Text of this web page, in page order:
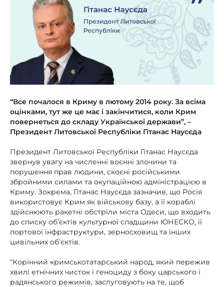
“Все почалося в Криму в лютому 2014 року. За всіма
оцінками, тут же це має і закінчитися, коли Крим
повернеться до складу Української держави”, –
Президент Литовської Республіки Гітанас Наусєда
Президент Литовської Республіки Гітанас Наусєда
звернув увагу на численні воєнні злочини та
порушення прав людини, скоєні російськими
збройними силами та окупаційною адміністрацією в
Криму. Зокрема, Гітанас Наусєда зазначив, що Росія
використовує Крим як військову базу, а її кораблі
здійснюють ракетні обстріли міста Одеси, що входить
до списку об’єктів культурної спадщини ЮНЕСКО, її
портової інфраструктури, зерносховищ та інших
цивільних об’єктів.
“Корінний кримськотатарський народ, який пережив
хвилі етнічних чисток і геноциду з боку царського і
радянського режимів, заслуговують на те, щоб